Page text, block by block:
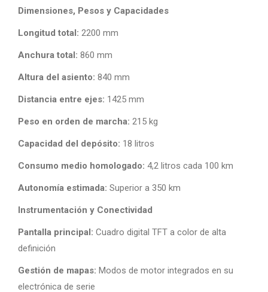
Dimensiones, Pesos y Capacidades
Longitud total: 2200 mm
Anchura total: 860 mm
Altura del asiento: 840 mm
Distancia entre ejes: 1425 mm
Peso en orden de marcha: 215 kg
Capacidad del depósito: 18 litros
Consumo medio homologado: 4,2 litros cada 100 km
Autonomía estimada: Superior a 350 km
Instrumentación y Conectividad
Pantalla principal: Cuadro digital TFT a color de alta
definición
Gestión de mapas: Modos de motor integrados en su
electrónica de serie